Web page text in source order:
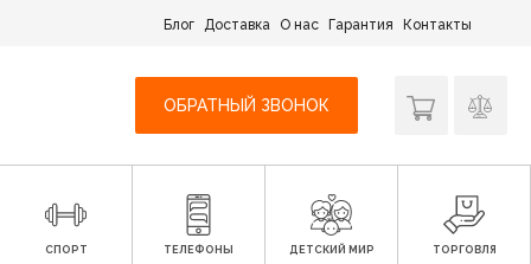
Блог Доставка О нас Гарантия Контакты
ОБРАТНЫЙ ЗВОНОК
СПОРТ ТЕЛЕФОНЫ ДЕТСКИЙ МИР ТОРГОВЛЯ